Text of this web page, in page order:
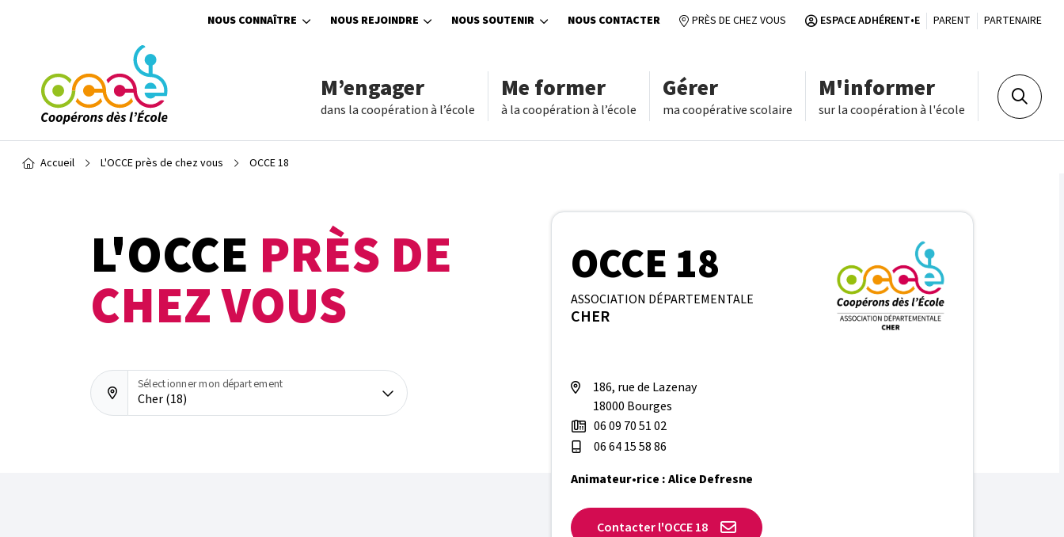
NOUS CONNAÎTRE NOUS REJOINDRE NOUS SOUTENIR NOUS CONTACTER PRÈS DE CHEZ VOUS ESPACE ADHÉRENT•E PARENT PARTENAIRE
M’engager
dans la coopération à l’école
Me former
à la coopération à l’école
Gérer
ma coopérative scolaire
M'informer
sur la coopération à l'école
Fil d'Ariane
Accueil L'OCCE près de chez vous OCCE 18
L'OCCE PRÈS DE
CHEZ VOUS
Cher (18)
Sélectionner mon département
OCCE 18
ASSOCIATION DÉPARTEMENTALE
CHER
186, rue de Lazenay
18000 Bourges
06 09 70 51 02
06 64 15 58 86
Animateur•rice : Alice Defresne
Contacter l'OCCE 18